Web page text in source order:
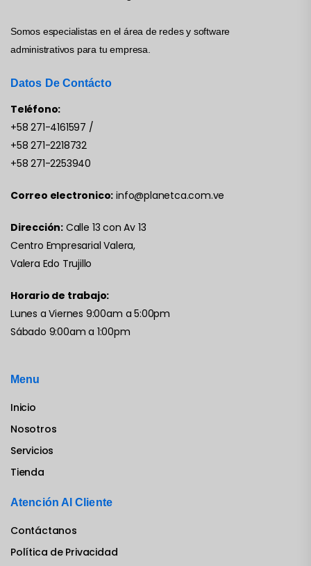
Somos especialistas en el área de redes y software
administrativos para tu empresa.
Datos De Contácto
Teléfono:
+58 271-4161597 /
+58 271-2218732
+58 271-2253940
Correo electronico: info@planetca.com.ve
Dirección: Calle 13 con Av 13
Centro Empresarial Valera,
Valera Edo Trujillo
Horario de trabajo:
Lunes a Viernes 9:00am a 5:00pm
Sábado 9:00am a 1:00pm
Menu
Inicio
Nosotros
Servicios
Tienda
Atención Al Cliente
Contáctanos
Política de Privacidad